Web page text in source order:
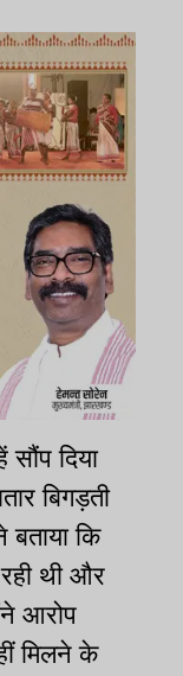
दिया
बिगड़ती
बताया कि
थी और
आरोप
मिलने के